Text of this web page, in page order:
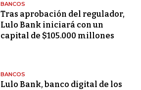
BANCOS
Tras aprobación del regulador,
Lulo Bank iniciará con un
capital de $105.000 millones
BANCOS
Lulo Bank, banco digital de los